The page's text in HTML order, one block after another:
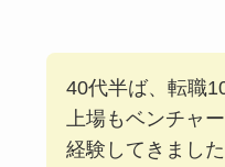
40代半ば、転職
上場もベンチャ
経験してきまし